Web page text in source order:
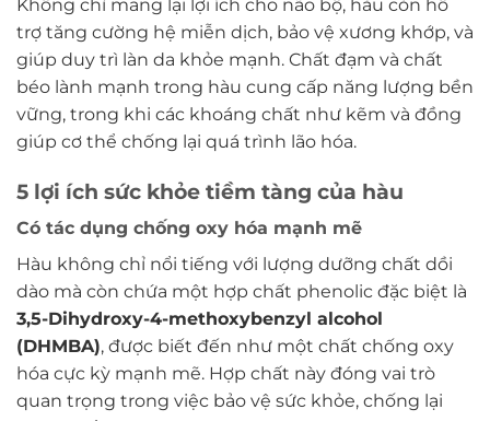
Không chỉ mang lại lợi ích cho não bộ, hàu còn hỗ
trợ tăng cường hệ miễn dịch, bảo vệ xương khớp, và
giúp duy trì làn da khỏe mạnh. Chất đạm và chất
béo lành mạnh trong hàu cung cấp năng lượng bền
vững, trong khi các khoáng chất như kẽm và đồng
giúp cơ thể chống lại quá trình lão hóa.
5 lợi ích sức khỏe tiềm tàng của hàu
Có tác dụng chống oxy hóa mạnh mẽ
Hàu không chỉ nổi tiếng với lượng dưỡng chất dồi
dào mà còn chứa một hợp chất phenolic đặc biệt là
3,5-Dihydroxy-4-methoxybenzyl alcohol
(DHMBA), được biết đến như một chất chống oxy
hóa cực kỳ mạnh mẽ. Hợp chất này đóng vai trò
quan trọng trong việc bảo vệ sức khỏe, chống lại